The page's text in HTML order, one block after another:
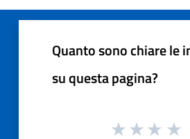
Quanto sono chiare le
su questa pagina?